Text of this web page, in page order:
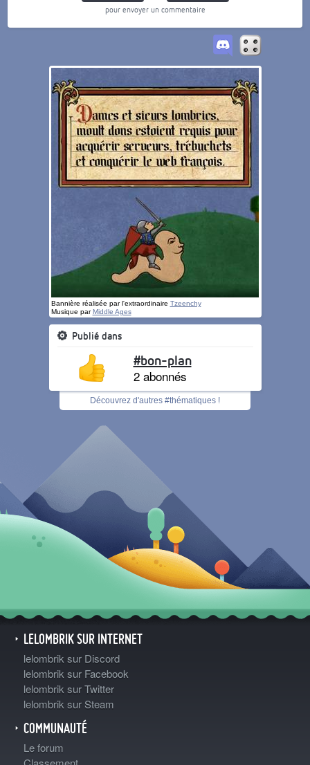
pour envoyer un commentaire
Bannière réalisée par l'extraordinaire Tzeenchy
Musique parMiddle Ages
Publié dans
#bon-plan
2 abonnés
Découvrez d'autres #thématiques !
LELOMBRIK SUR INTERNET
lelombrik sur Discord
lelombrik sur Facebook
lelombrik sur Twitter
lelombrik sur Steam
COMMUNAUTÉ
Le forum